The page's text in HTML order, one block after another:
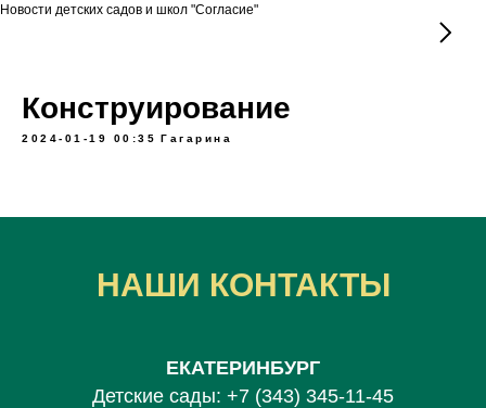
Новости детских садов и школ "Согласие"
Конструирование
2024-01-19 00:35 Гагарина
НАШИ КОНТАКТЫ
ЕКАТЕРИНБУРГ
Детские сады: +7 (343) 345-11-45